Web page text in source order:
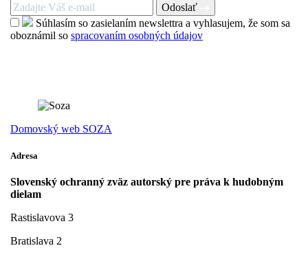
Odoslať
Súhlasím so zasielaním newslettra a vyhlasujem, že som sa
oboznámil so spracovaním osobných údajov
Domovský web SOZA
Adresa
Slovenský ochranný zväz autorský pre práva k hudobným
dielam
Rastislavova 3
Bratislava 2